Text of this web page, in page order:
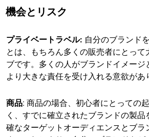
機会とリスク
プライベートラベル: 自分のブランド
とは、もちろん多くの販売者にとって
ブです。多くの人がブランドイメージ
より大きな責任を受け入れる意欲があ
商品: 商品の場合、初心者にとっての
く、すでに確立されたブランドの製品
確なターゲットオーディエンスとブラ